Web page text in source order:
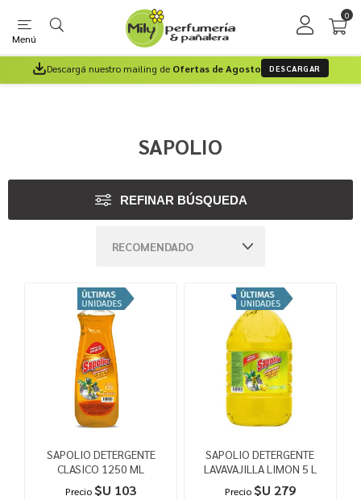
Menú
0
Descargá nuestro mailing de Ofertas de Agosto DESCARGAR
SAPOLIO
REFINAR BÚSQUEDA
SAPOLIO DETERGENTE
CLASICO 1250 ML
Precio $U 103
SAPOLIO DETERGENTE
LAVAVAJILLA LIMON 5 L
Precio $U 279